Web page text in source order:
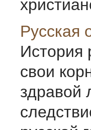
Русская
История
свои
здравой